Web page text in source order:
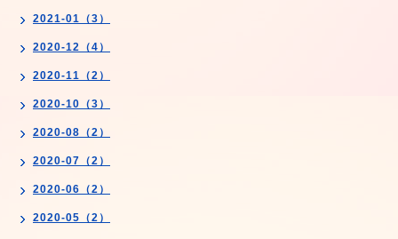
2021-01（3）
2020-12（4）
2020-11（2）
2020-10（3）
2020-08（2）
2020-07（2）
2020-06（2）
2020-05（2）